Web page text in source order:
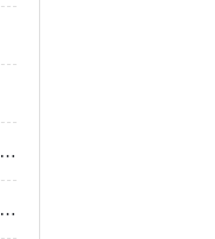
三菱重工泵：高效动力，工业流体输送的可靠选择
三菱张力检测器：工业自动化中的稳定之选